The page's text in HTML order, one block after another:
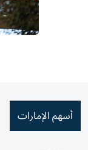
أسهم الإمارات